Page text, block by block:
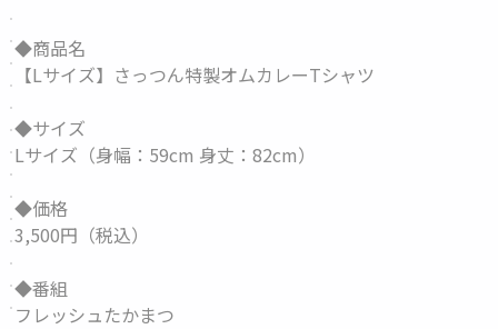
◆商品名
【Lサイズ】さっつん特製オムカレーTシャツ
◆サイズ
Lサイズ（身幅：59cm 身丈：82cm）
◆価格
3,500円（税込）
◆番組
フレッシュたかまつ